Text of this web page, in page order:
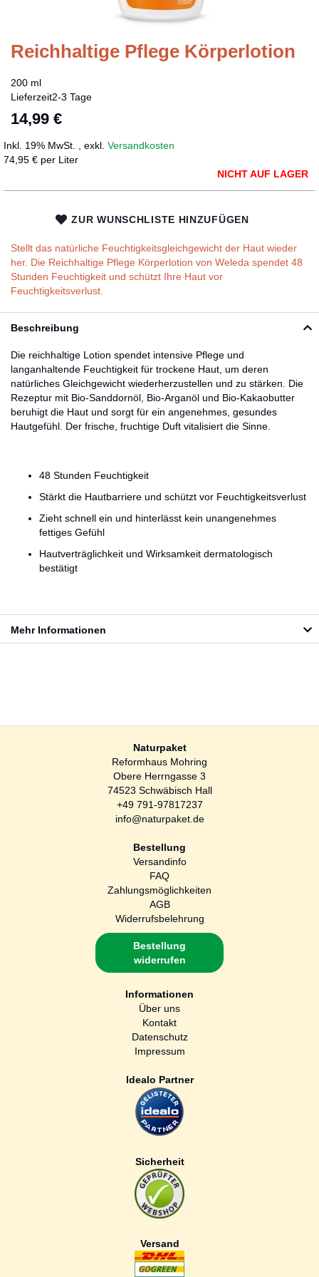
Reichhaltige Pflege Körperlotion
200 ml
Lieferzeit2-3 Tage
14,99 €
Inkl. 19% MwSt. exkl. Versandkosten
74,95 € per Liter
NICHT AUF LAGER
ZUR WUNSCHLISTE HINZUFÜGEN
Stellt das natürliche Feuchtigkeitsgleichgewicht der Haut wieder
her. Die Reichhaltige Pflege Körperlotion von Weleda spendet 48
Stunden Feuchtigkeit und schützt Ihre Haut vor
Feuchtigkeitsverlust.
Zum
Beschreibung
Die reichhaltige Lotion spendet intensive Pflege und
langanhaltende Feuchtigkeit für trockene Haut, um deren
natürliches Gleichgewicht wiederherzustellen und zu stärken. Die
Rezeptur mit Bio-Sanddornöl, Bio-Arganöl und Bio-Kakaobutter
beruhigt die Haut und sorgt für ein angenehmes, gesundes
Hautgefühl. Der frische, fruchtige Duft vitalisiert die Sinne.
48 Stunden Feuchtigkeit
Stärkt die Hautbarriere und schützt vor Feuchtigkeitsverlust
Zieht schnell ein und hinterlässt kein unangenehmes
fettiges Gefühl
Hautverträglichkeit und Wirksamkeit dermatologisch
bestätigt
Mehr Informationen
Naturpaket
Reformhaus Mohring
Obere Herrngasse 3
74523 Schwäbisch Hall
+49 791-97817237
info@naturpaket.de
Bestellung
Versandinfo
FAQ
Zahlungsmöglichkeiten
AGB
Widerrufsbelehrung
Bestellung
widerrufen
Informationen
Über uns
Kontakt
Datenschutz
Impressum
Idealo Partner
Sicherheit
Versand